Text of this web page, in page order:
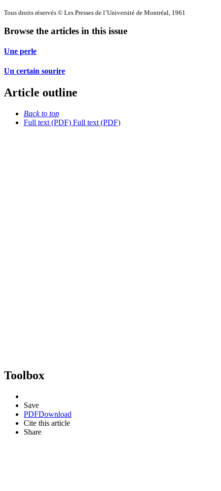
Tous droits réservés © Les Presses de l’Université de Montréal, 1961
Browse the articles in this issue
Une perle
Un certain sourire
Article outline
Back to top
Full text (PDF) Full text (PDF)
Toolbox
Save
PDFDownload
Cite this article
Share